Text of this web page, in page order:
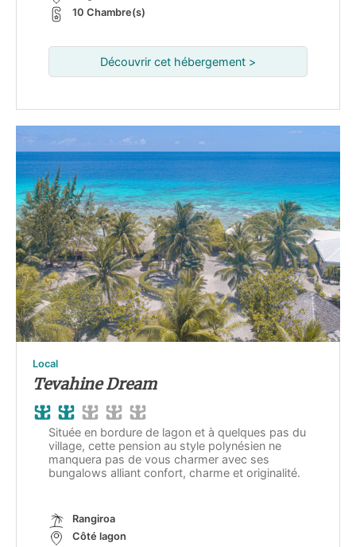
10 Chambre(s)
Découvrir cet hébergement >
Local
Tevahine Dream
Située en bordure de lagon et à quelques pas du
village, cette pension au style polynésien ne
manquera pas de vous charmer avec ses
bungalows alliant confort, charme et originalité.
Rangiroa
Côté lagon